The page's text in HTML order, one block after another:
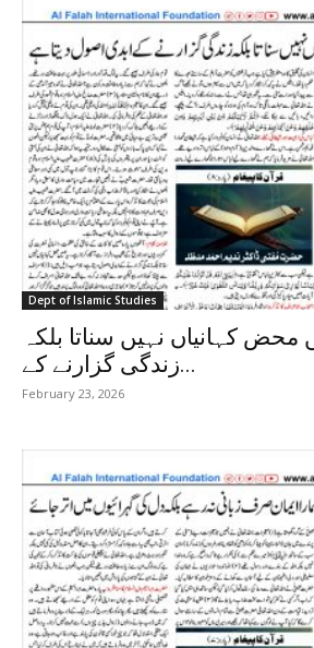
Dept of Islamic Studies
محض کہانیاں نہیں سناتا بلکہ
زندگی گزارنے کے...
February 23, 2026